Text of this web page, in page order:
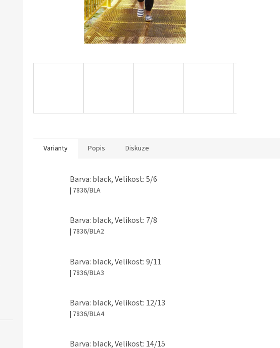
Varianty Popis Diskuze
Barva: black, Velikost: 5/6
| 7836/BLA
Barva: black, Velikost: 7/8
| 7836/BLA2
Barva: black, Velikost: 9/11
| 7836/BLA3
Barva: black, Velikost: 12/13
| 7836/BLA4
Barva: black, Velikost: 14/15